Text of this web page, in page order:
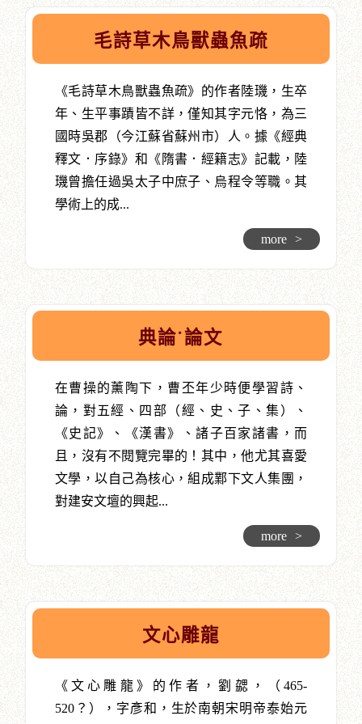
毛詩草木鳥獸蟲魚疏
《毛詩草木鳥獸蟲魚疏》的作者陸璣，生卒
年、生平事蹟皆不詳，僅知其字元恪，為三
國時吳郡（今江蘇省蘇州市）人。據《經典
釋文．序錄》和《隋書．經籍志》記載，陸
璣曾擔任過吳太子中庶子、烏程令等職。其
學術上的成...
more >
典論˙論文
在曹操的薰陶下，曹丕年少時便學習詩、
論，對五經、四部（經、史、子、集）、
《史記》、《漢書》、諸子百家諸書，而
且，沒有不閱覽完畢的！其中，他尤其喜愛
文學，以自己為核心，組成鄴下文人集團，
對建安文壇的興起...
more >
文心雕龍
《文心雕龍》的作者，劉勰，（465-
520？），字彥和，生於南朝宋明帝泰始元